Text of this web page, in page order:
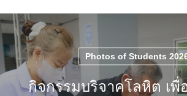
Photos of Students
กิจกรรมบริจาคโลหิต เพื่